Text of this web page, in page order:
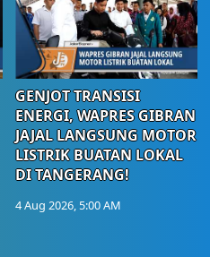
GENJOT TRANSISI
ENERGI, WAPRES GIBRAN
JAJAL LANGSUNG MOTOR
LISTRIK BUATAN LOKAL
DI TANGERANG!
4 Aug 2026, 5:00 AM